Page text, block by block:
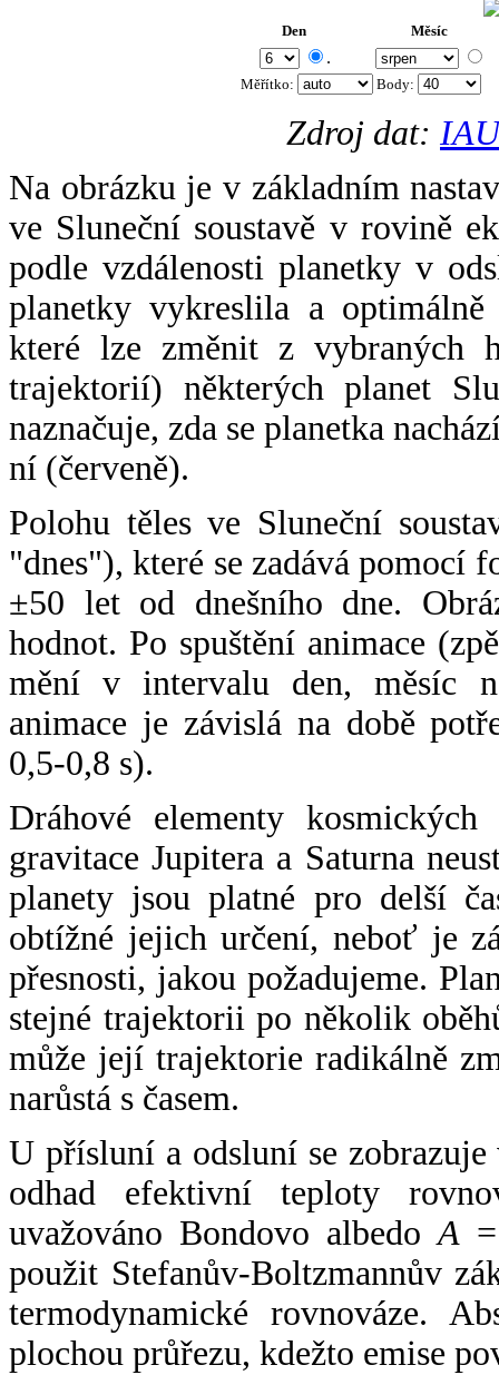
Den Měsíc
.
Měřítko: Body:
Zdroj dat:
Na obrázku je v základním
ve Sluneční soustavě v rovině
podle vzdálenosti planetky v
planetky vykreslila a
které lze změnit z vybraných
trajektorií) některých planet
naznačuje, zda se planetka
ní (červeně).
Polohu těles ve Sluneční
"dnes"), které se zadává pomocí
±50 let od dnešního dne.
hodnot. Po spuštění animace
mění v intervalu den, měsíc
animace je závislá na době
0,5-0,8 s).
Dráhové elementy
gravitace Jupitera a Saturna
planety jsou platné pro delší
obtížné jejich určení, neboť je
přesnosti, jakou požadujeme.
stejné trajektorii po několik
může její trajektorie radikálně
narůstá s časem.
U přísluní a odsluní se
odhad efektivní teploty
uvažováno Bondovo albedoA
použit Stefanův-Boltzmannův
termodynamické rovnováze.
plochou průřezu, kdežto emise